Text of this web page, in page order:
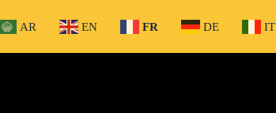
AR EN FR DE IT